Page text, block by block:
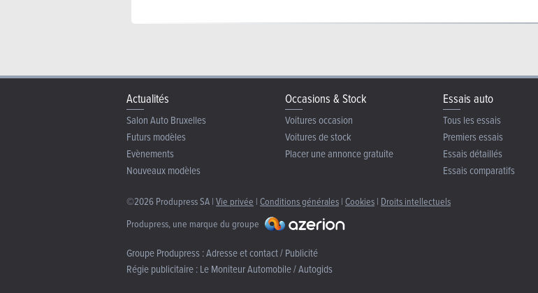
Actualités
Salon Auto Bruxelles
Futurs modèles
Evènements
Nouveaux modèles
Occasions & Stock
Voitures occasion
Voitures de stock
Placer une annonce gratuite
Essais auto
Tous les essais
Premiers essais
Essais détaillés
Essais comparatifs
©2026 Produpress SA | Vie privée | Conditions générales | Cookies | Droits intellectuels
Produpress, une marque du groupe
Groupe Produpress :Adresse et contact / Publicité
Régie publicitaire :Le Moniteur Automobile / Autogids